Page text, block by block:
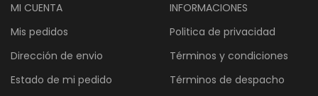
MI CUENTA
Mis pedidos
Dirección de envio
Estado de mi pedido
INFORMACIONES
Politica de privacidad
Términos y condiciones
Términos de despacho